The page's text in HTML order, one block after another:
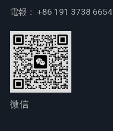
電報： +86 191 3738 6654
微信